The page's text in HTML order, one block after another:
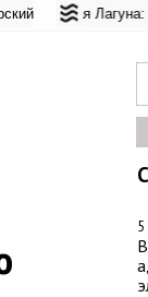
Лагуна: +24.6°C
+24.6°C
5